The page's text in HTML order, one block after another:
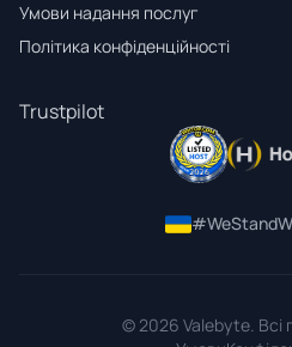
Умови надання послуг
Політика конфіденційності
Trustpilot
© 2026 Valebyte. Всі